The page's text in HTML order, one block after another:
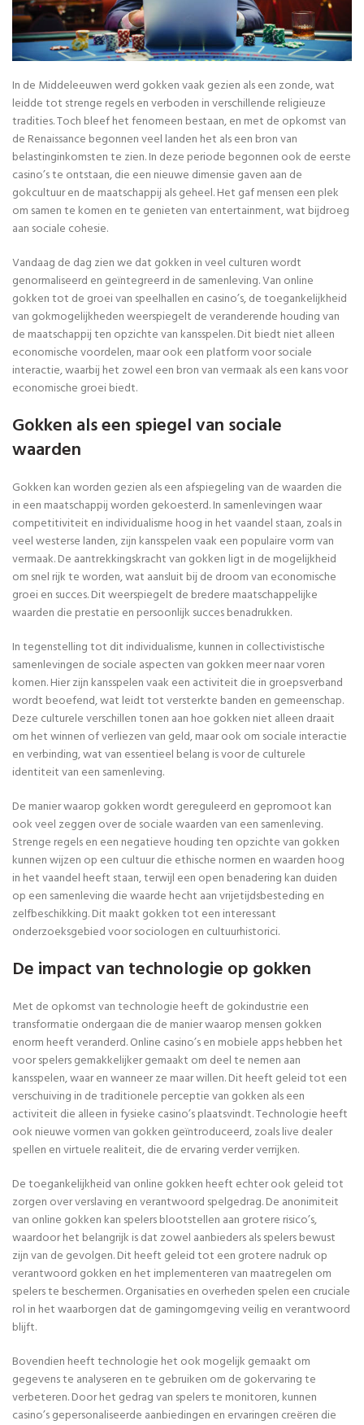
In de Middeleeuwen werd gokken vaak gezien als een zonde, wat
leidde tot strenge regels en verboden in verschillende religieuze
tradities. Toch bleef het fenomeen bestaan, en met de opkomst van
de Renaissance begonnen veel landen het als een bron van
belastinginkomsten te zien. In deze periode begonnen ook de eerste
casino’s te ontstaan, die een nieuwe dimensie gaven aan de
gokcultuur en de maatschappij als geheel. Het gaf mensen een plek
om samen te komen en te genieten van entertainment, wat bijdroeg
aan sociale cohesie.
Vandaag de dag zien we dat gokken in veel culturen wordt
genormaliseerd en geïntegreerd in de samenleving. Van online
gokken tot de groei van speelhallen en casino’s, de toegankelijkheid
van gokmogelijkheden weerspiegelt de veranderende houding van
de maatschappij ten opzichte van kansspelen. Dit biedt niet alleen
economische voordelen, maar ook een platform voor sociale
interactie, waarbij het zowel een bron van vermaak als een kans voor
economische groei biedt.
Gokken als een spiegel van sociale
waarden
Gokken kan worden gezien als een afspiegeling van de waarden die
in een maatschappij worden gekoesterd. In samenlevingen waar
competitiviteit en individualisme hoog in het vaandel staan, zoals in
veel westerse landen, zijn kansspelen vaak een populaire vorm van
vermaak. De aantrekkingskracht van gokken ligt in de mogelijkheid
om snel rijk te worden, wat aansluit bij de droom van economische
groei en succes. Dit weerspiegelt de bredere maatschappelijke
waarden die prestatie en persoonlijk succes benadrukken.
In tegenstelling tot dit individualisme, kunnen in collectivistische
samenlevingen de sociale aspecten van gokken meer naar voren
komen. Hier zijn kansspelen vaak een activiteit die in groepsverband
wordt beoefend, wat leidt tot versterkte banden en gemeenschap.
Deze culturele verschillen tonen aan hoe gokken niet alleen draait
om het winnen of verliezen van geld, maar ook om sociale interactie
en verbinding, wat van essentieel belang is voor de culturele
identiteit van een samenleving.
De manier waarop gokken wordt gereguleerd en gepromoot kan
ook veel zeggen over de sociale waarden van een samenleving.
Strenge regels en een negatieve houding ten opzichte van gokken
kunnen wijzen op een cultuur die ethische normen en waarden hoog
in het vaandel heeft staan, terwijl een open benadering kan duiden
op een samenleving die waarde hecht aan vrijetijdsbesteding en
zelfbeschikking. Dit maakt gokken tot een interessant
onderzoeksgebied voor sociologen en cultuurhistorici.
De impact van technologie op gokken
Met de opkomst van technologie heeft de gokindustrie een
transformatie ondergaan die de manier waarop mensen gokken
enorm heeft veranderd. Online casino’s en mobiele apps hebben het
voor spelers gemakkelijker gemaakt om deel te nemen aan
kansspelen, waar en wanneer ze maar willen. Dit heeft geleid tot een
verschuiving in de traditionele perceptie van gokken als een
activiteit die alleen in fysieke casino’s plaatsvindt. Technologie heeft
ook nieuwe vormen van gokken geïntroduceerd, zoals live dealer
spellen en virtuele realiteit, die de ervaring verder verrijken.
De toegankelijkheid van online gokken heeft echter ook geleid tot
zorgen over verslaving en verantwoord spelgedrag. De anonimiteit
van online gokken kan spelers blootstellen aan grotere risico’s,
waardoor het belangrijk is dat zowel aanbieders als spelers bewust
zijn van de gevolgen. Dit heeft geleid tot een grotere nadruk op
verantwoord gokken en het implementeren van maatregelen om
spelers te beschermen. Organisaties en overheden spelen een cruciale
rol in het waarborgen dat de gamingomgeving veilig en verantwoord
blijft.
Bovendien heeft technologie het ook mogelijk gemaakt om
gegevens te analyseren en te gebruiken om de gokervaring te
verbeteren. Door het gedrag van spelers te monitoren, kunnen
casino’s gepersonaliseerde aanbiedingen en ervaringen creëren die